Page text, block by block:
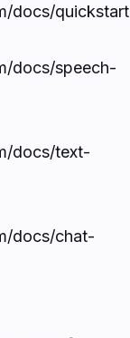
docs/quickstart
docs/speech-
docs/text-
docs/chat-